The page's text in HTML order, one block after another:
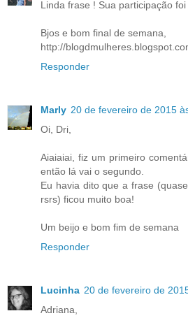
Linda frase ! Sua participação foi
Bjos e bom final de semana,
http://
Responder
Marly 20 de fevereiro de 2015
Oi, Dri,
Aiaiaiai, fiz um primeiro
então lá vai o segundo.
Eu havia dito que a frase
rsrs) ficou muito boa!
Um beijo e bom fim de semana
Responder
Lucinha 20 de fevereiro de
Adriana,